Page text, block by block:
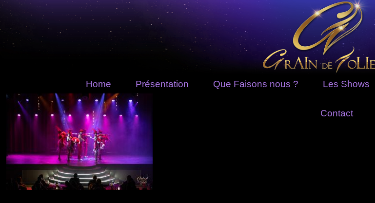
Home Présentation Que Faisons nous ? Les Shows
Contact